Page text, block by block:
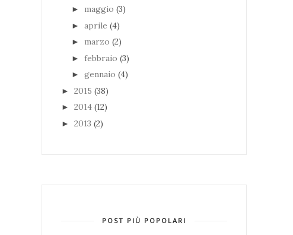
► maggio (3)
► aprile (4)
► marzo (2)
► febbraio (3)
► gennaio (4)
► 2015 (38)
► 2014 (12)
► 2013 (2)
POST PIÙ POPOLARI